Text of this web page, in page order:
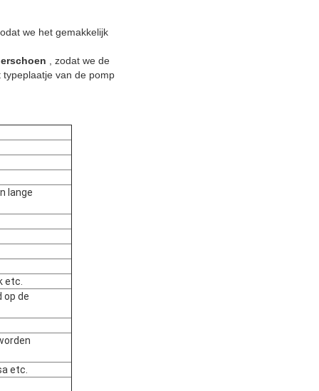
we het gemakkelijk
, zodat we de
van de pomp
lange
etc.
op de
etc.